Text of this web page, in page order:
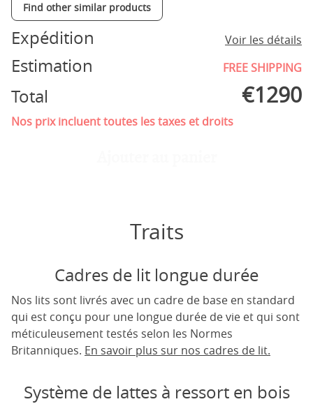
Find other similar products
Expédition Voir les détails
Estimation FREE SHIPPING
Total €1290
Nos prix incluent toutes les taxes et droits
Traits
Cadres de lit longue durée
Nos lits sont livrés avec un cadre de base en standard
qui est conçu pour une longue durée de vie et qui sont
méticuleusement testés selon les Normes
Britanniques. En savoir plus sur nos cadres de lit.
Système de lattes à ressort en bois